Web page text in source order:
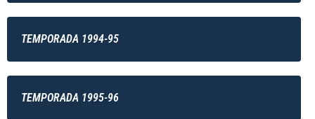
TEMPORADA 1994-95
TEMPORADA 1995-96